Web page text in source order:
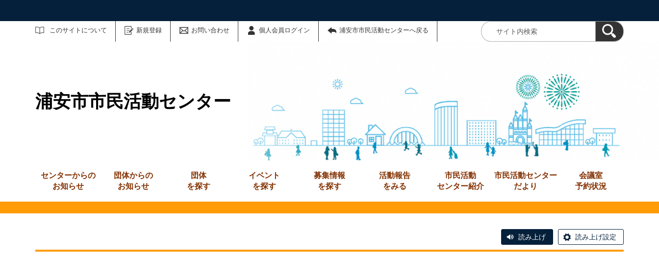
このサイトについて 新規登録 お問い合わせ 個人会員ログイン 浦安市市民活動センターへ戻る
サイト内検索
浦安市市民活動センター
センターからの
お知らせ
団体からの
お知らせ
団体
を探す
イベント
を探す
募集情報
を探す
活動報告
をみる
市民活動
センター紹介
市民活動センター
だより
会議室
予約状況
読み上げ 読み上げ設定